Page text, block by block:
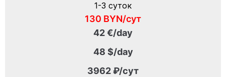
1-3 суток
130 BYN/сут
42 €/day
48 $/day
3962 ₽/сут